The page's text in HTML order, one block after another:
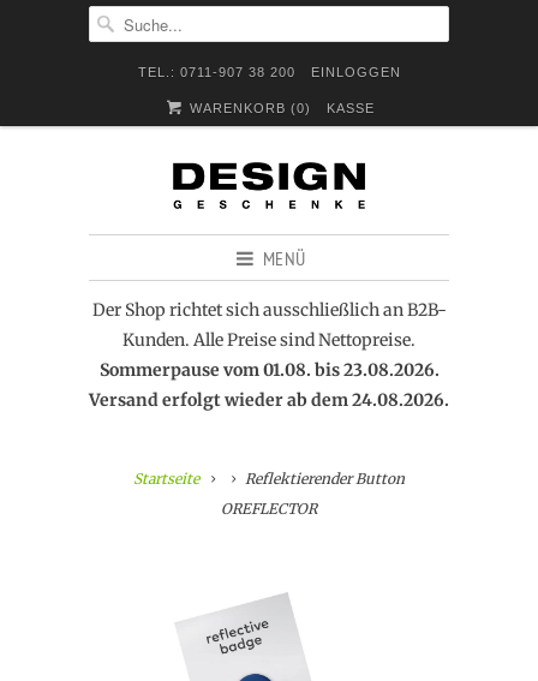
TEL.: 0711-907 38 200 EINLOGGEN
WARENKORB (0) KASSE
MENÜ
Der Shop richtet sich ausschließlich an B2B-
Kunden. Alle Preise sind Nettopreise.
Sommerpause vom 01.08. bis 23.08.2026.
Versand erfolgt wieder ab dem 24.08.2026.
Startseite
Reflektierender Button
OREFLECTOR